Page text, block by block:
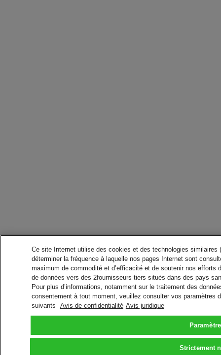
Ce site Internet utilise des cookies et des technologies
déterminer la fréquence à laquelle nos pages Internet sont
maximum de commodité et d’efficacité et de soutenir nos
de données vers des 2fournisseurs tiers situés dans des pays
Pour plus d’informations, notamment sur le traitement des
consentement à tout moment, veuillez consulter vos paramètres
suivants
Avis de confidentialité Avis juridique
Strictement